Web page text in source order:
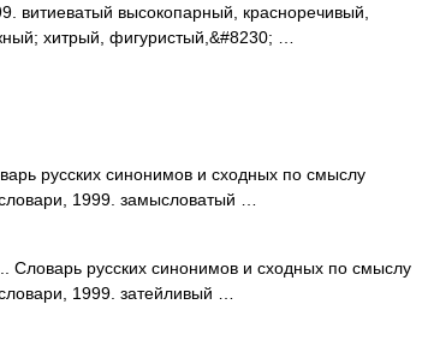
витиеватый высокопарный, красноречивый,
хитрый, фигуристый,&#8230; …
русских синонимов и сходных по смыслу
1999. замысловатый …
русских синонимов и сходных по смыслу
1999. затейливый …